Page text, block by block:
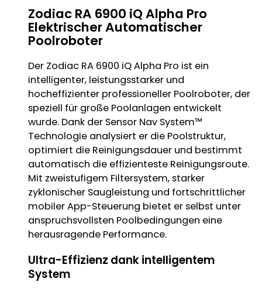
Zodiac RA 6900 iQ Alpha Pro
Elektrischer Automatischer
Poolroboter
Der Zodiac RA 6900 iQ Alpha Pro ist ein
intelligenter, leistungsstarker und
hocheffizienter professioneller Poolroboter, der
speziell für große Poolanlagen entwickelt
wurde. Dank der Sensor Nav System™
Technologie analysiert er die Poolstruktur,
optimiert die Reinigungsdauer und bestimmt
automatisch die effizienteste Reinigungsroute.
Mit zweistufigem Filtersystem, starker
zyklonischer Saugleistung und fortschrittlicher
mobiler App-Steuerung bietet er selbst unter
anspruchsvollsten Poolbedingungen eine
herausragende Performance.
Ultra-Effizienz dank intelligentem
System